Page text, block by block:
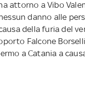
attorno a Vibo
danno alle
della furia del
Falcone
a Catania a